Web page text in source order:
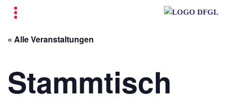
« Alle Veranstaltungen
Stammtisch